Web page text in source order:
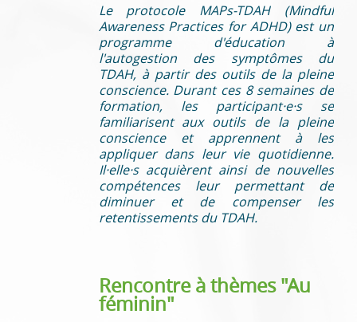
Le protocole MAPs-TDAH (Mindful
Awareness Practices for ADHD) est un
programme d'éducation à
l'autogestion des symptômes du
TDAH, à partir des outils de la pleine
conscience. Durant ces 8 semaines de
formation, les participant·e·s se
familiarisent aux outils de la pleine
conscience et apprennent à les
appliquer dans leur vie quotidienne.
Il·elle·s acquièrent ainsi de nouvelles
compétences leur permettant de
diminuer et de compenser les
retentissements du TDAH.
Rencontre à thèmes "Au
féminin"